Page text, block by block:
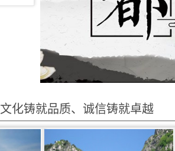
文化铸就品质、诚信铸就卓越